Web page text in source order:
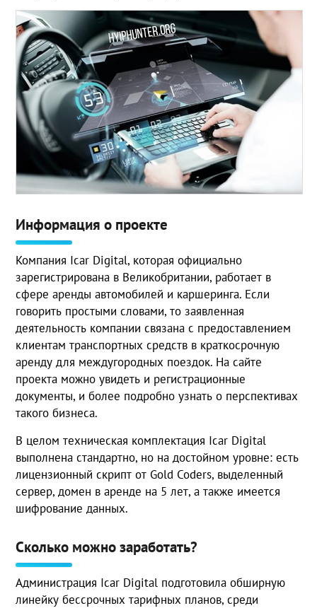
Информация о проекте
Компания Icar Digital, которая официально
зарегистрирована в Великобритании, работает в
сфере аренды автомобилей и каршеринга. Если
говорить простыми словами, то заявленная
деятельность компании связана с предоставлением
клиентам транспортных средств в краткосрочную
аренду для междугородных поездок. На сайте
проекта можно увидеть и регистрационные
документы, и более подробно узнать о перспективах
такого бизнеса.
В целом техническая комплектация Icar Digital
выполнена стандартно, но на достойном уровне: есть
лицензионный скрипт от Gold Coders, выделенный
сервер, домен в аренде на 5 лет, а также имеется
шифрование данных.
Сколько можно заработать?
Администрация Icar Digital подготовила обширную
линейку бессрочных тарифных планов, среди